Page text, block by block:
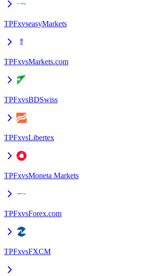
TPFxvseasyMarkets
TPFxvsMarkets.com
TPFxvsBDSwiss
TPFxvsLibertex
TPFxvsMoneta Markets
TPFxvsForex.com
TPFxvsFXCM